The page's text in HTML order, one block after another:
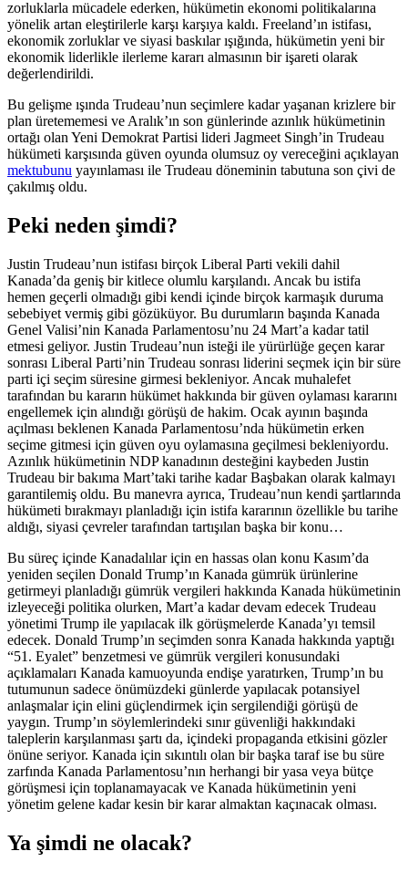
zorluklarla mücadele ederken, hükümetin ekonomi politikalarına
yönelik artan eleştirilerle karşı karşıya kaldı. Freeland’ın istifası,
ekonomik zorluklar ve siyasi baskılar ışığında, hükümetin yeni bir
ekonomik liderlikle ilerleme kararı almasının bir işareti olarak
değerlendirildi.
Bu gelişme ışında Trudeau’nun seçimlere kadar yaşanan krizlere bir
plan üretememesi ve Aralık’ın son günlerinde azınlık hükümetinin
ortağı olan Yeni Demokrat Partisi lideri Jagmeet Singh’in Trudeau
hükümeti karşısında güven oyunda olumsuz oy vereceğini açıklayan
mektubunu yayınlaması ile Trudeau döneminin tabutuna son çivi de
çakılmış oldu.
Peki neden şimdi?
Justin Trudeau’nun istifası birçok Liberal Parti vekili dahil
Kanada’da geniş bir kitlece olumlu karşılandı. Ancak bu istifa
hemen geçerli olmadığı gibi kendi içinde birçok karmaşık duruma
sebebiyet vermiş gibi gözüküyor. Bu durumların başında Kanada
Genel Valisi’nin Kanada Parlamentosu’nu 24 Mart’a kadar tatil
etmesi geliyor. Justin Trudeau’nun isteği ile yürürlüğe geçen karar
sonrası Liberal Parti’nin Trudeau sonrası liderini seçmek için bir süre
parti içi seçim süresine girmesi bekleniyor. Ancak muhalefet
tarafından bu kararın hükümet hakkında bir güven oylaması kararını
engellemek için alındığı görüşü de hakim. Ocak ayının başında
açılması beklenen Kanada Parlamentosu’nda hükümetin erken
seçime gitmesi için güven oyu oylamasına geçilmesi bekleniyordu.
Azınlık hükümetinin NDP kanadının desteğini kaybeden Justin
Trudeau bir bakıma Mart’taki tarihe kadar Başbakan olarak kalmayı
garantilemiş oldu. Bu manevra ayrıca, Trudeau’nun kendi şartlarında
hükümeti bırakmayı planladığı için istifa kararının özellikle bu tarihe
aldığı, siyasi çevreler tarafından tartışılan başka bir konu…
Bu süreç içinde Kanadalılar için en hassas olan konu Kasım’da
yeniden seçilen Donald Trump’ın Kanada gümrük ürünlerine
getirmeyi planladığı gümrük vergileri hakkında Kanada hükümetinin
izleyeceği politika olurken, Mart’a kadar devam edecek Trudeau
yönetimi Trump ile yapılacak ilk görüşmelerde Kanada’yı temsil
edecek. Donald Trump’ın seçimden sonra Kanada hakkında yaptığı
“51. Eyalet” benzetmesi ve gümrük vergileri konusundaki
açıklamaları Kanada kamuoyunda endişe yaratırken, Trump’ın bu
tutumunun sadece önümüzdeki günlerde yapılacak potansiyel
anlaşmalar için elini güçlendirmek için sergilendiği görüşü de
yaygın. Trump’ın söylemlerindeki sınır güvenliği hakkındaki
taleplerin karşılanması şartı da, içindeki propaganda etkisini gözler
önüne seriyor. Kanada için sıkıntılı olan bir başka taraf ise bu süre
zarfında Kanada Parlamentosu’nın herhangi bir yasa veya bütçe
görüşmesi için toplanamayacak ve Kanada hükümetinin yeni
yönetim gelene kadar kesin bir karar almaktan kaçınacak olması.
Ya şimdi ne olacak?